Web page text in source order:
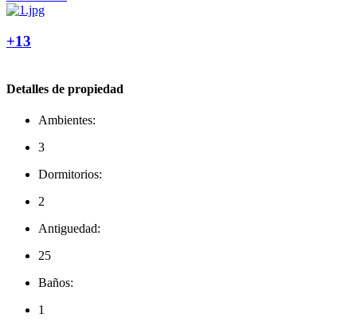
+13
Detalles de propiedad
Ambientes:
3
Dormitorios:
2
Antiguedad:
25
Baños:
1